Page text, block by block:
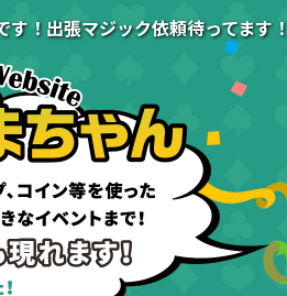
！出張マジック依頼待ってます！